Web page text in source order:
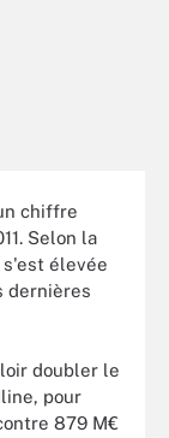
chiffre
Selon la
s'est élevée
dernières
doubler le
pour
879 M€